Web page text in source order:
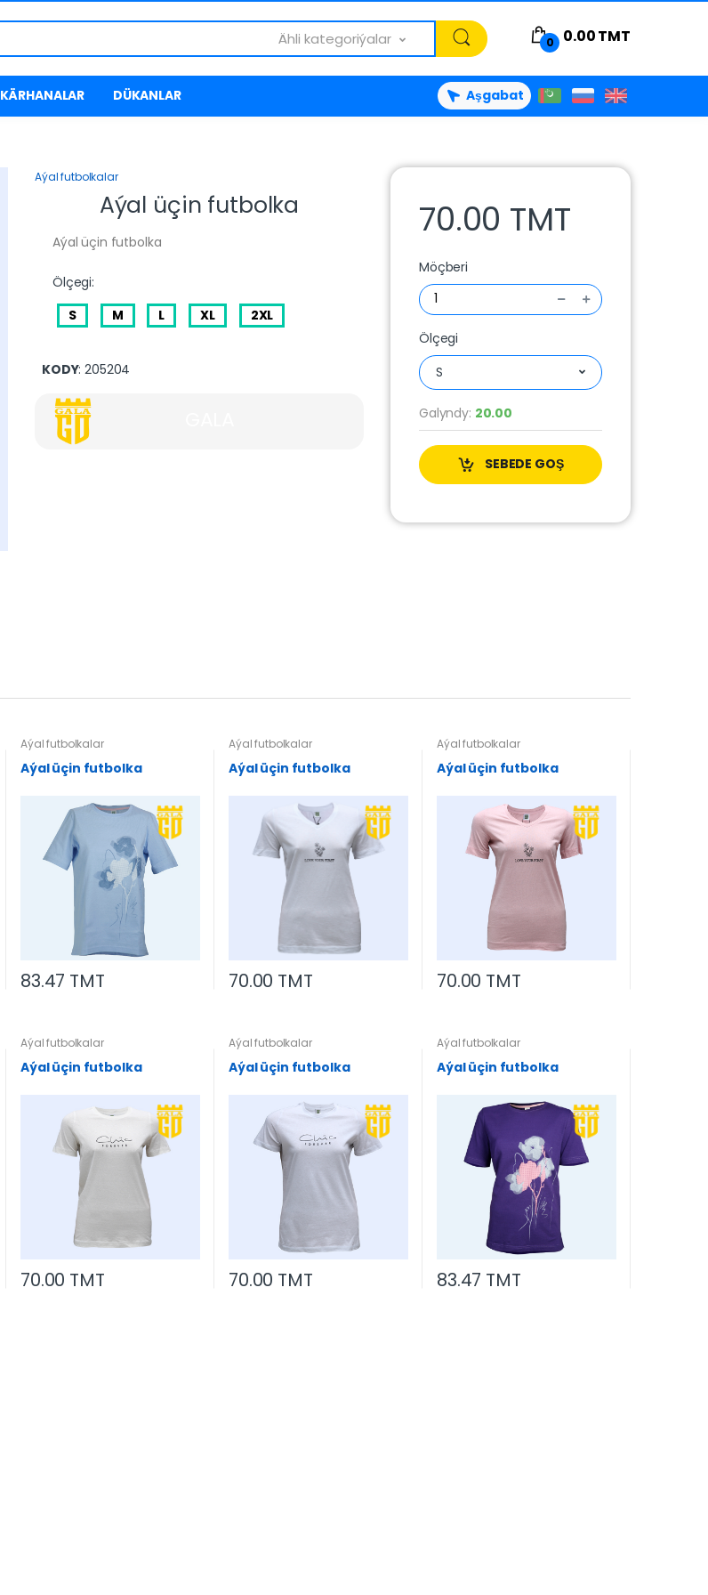
Ähli kategoriýalar 0 0.00TMT
KÄRHANALAR DÜKANLAR Aşgabat
Aýal futbolkalar
Aýal üçin futbolka
Aýal üçin futbolka
Ölçegi:
S
M L XL 2XL
KODY: 205204
70.00 TMT
Möçberi
Ölçegi
S
Galyndy: 20.00
SEBEDE GOŞ
Aýal futbolkalar
Aýal üçin futbolka
83.47 TMT
Aýal futbolkalar
Aýal üçin futbolka
70.00 TMT
Aýal futbolkalar
Aýal üçin futbolka
70.00 TMT
Aýal futbolkalar
Aýal üçin futbolka
70.00 TMT
Aýal futbolkalar
Aýal üçin futbolka
70.00 TMT
Aýal futbolkalar
Aýal üçin futbolka
83.47 TMT